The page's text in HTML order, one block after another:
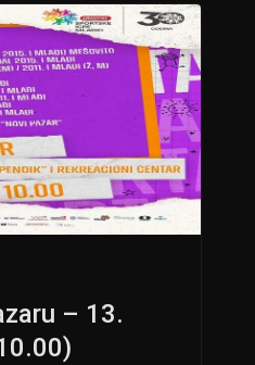
– 13.